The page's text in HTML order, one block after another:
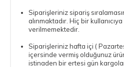
Siparişleriniz sipariş
alınmaktadır. Hiç bir
verilmemektedir.
Siparişleriniz hafta içi (
içersinde vermiş olduğunuz
istinaden bir ertesi gün